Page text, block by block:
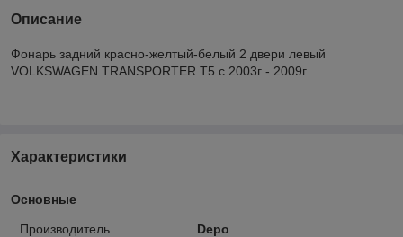
Описание
Фонарь задний красно-желтый-белый 2 двери левый
VOLKSWAGEN TRANSPORTER T5 с 2003г - 2009г
Характеристики
Основные
Производитель Depo